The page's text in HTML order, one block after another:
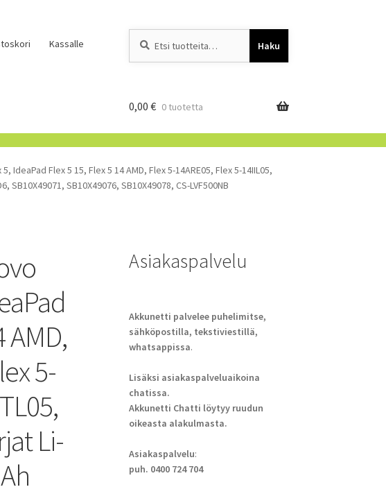
Kassalle Haku
0,00 € 0 tuotetta
IdeaPad Flex 5 15, Flex 5 14 AMD, Flex 5-14ARE05, Flex 5-14IIL05,
SB10X49071, SB10X49076, SB10X49078, CS-LVF500NB
AMD,
5-
Li-
Asiakaspalvelu
Akkunetti palvelee puhelimitse,
sähköpostilla, tekstiviestillä,
whatsappissa.
Lisäksi asiakaspalveluaikoina
chatissa.
Akkunetti Chatti löytyy ruudun
oikeasta alakulmasta.
Asiakaspalvelu:
puh. 0400 724 704